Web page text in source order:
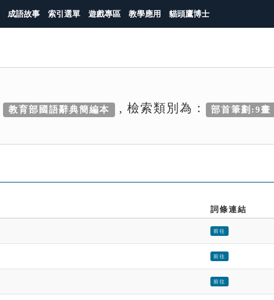
成語故事 索引選單 遊戲專區 教學應用 貓頭鷹博士
教育部國語辭典簡編本 , 檢索類別為： 部首筆劃:9畫
詞條連結
前往
前往
前往